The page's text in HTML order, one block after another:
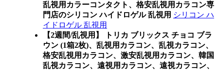
乱視用カラーコンタクト、格安乱視用カラコン専
門店のシリコン ハイドロゲル 乱視用 シリコン ハ
イドロゲル 乱視用
【2週間/乱視用】 トリカ ブリックス チョコ ブラ
ウン (1箱2枚)、乱視用カラコン、乱視カラコン、
格安乱視用カラコン、激安乱視用カラコン、韓国
乱視カラコン、遠視用カラコン、遠視カラコン、